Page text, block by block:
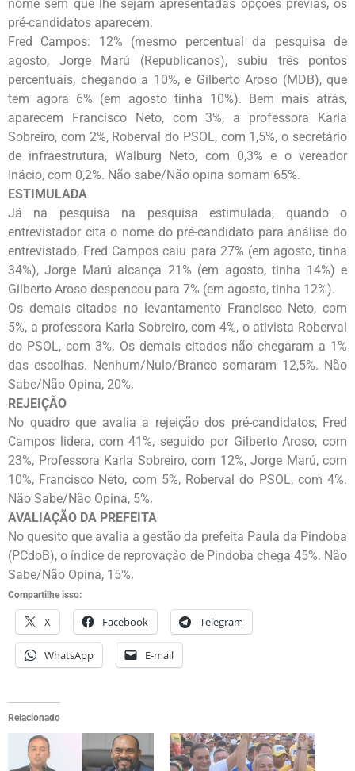
nome sem que lhe sejam apresentadas opções prévias, os
pré-candidatos aparecem:
Fred Campos: 12% (mesmo percentual da pesquisa de
agosto, Jorge Marú (Republicanos), subiu três pontos
percentuais, chegando a 10%, e Gilberto Aroso (MDB), que
tem agora 6% (em agosto tinha 10%). Bem mais atrás,
aparecem Francisco Neto, com 3%, a professora Karla
Sobreiro, com 2%, Roberval do PSOL, com 1,5%, o secretário
de infraestrutura, Walburg Neto, com 0,3% e o vereador
Inácio, com 0,2%. Não sabe/Não opina somam 65%.
ESTIMULADA
Já na pesquisa na pesquisa estimulada, quando o
entrevistador cita o nome do pré-candidato para análise do
entrevistado, Fred Campos caiu para 27% (em agosto, tinha
34%), Jorge Marú alcança 21% (em agosto, tinha 14%) e
Gilberto Aroso despencou para 7% (em agosto, tinha 12%).
Os demais citados no levantamento Francisco Neto, com
5%, a professora Karla Sobreiro, com 4%, o ativista Roberval
do PSOL, com 3%. Os demais citados não chegaram a 1%
das escolhas. Nenhum/Nulo/Branco somaram 12,5%. Não
Sabe/Não Opina, 20%.
REJEIÇÃO
No quadro que avalia a rejeição dos pré-candidatos, Fred
Campos lidera, com 41%, seguido por Gilberto Aroso, com
23%, Professora Karla Sobreiro, com 12%, Jorge Marú, com
10%, Francisco Neto, com 5%, Roberval do PSOL, com 4%.
Não Sabe/Não Opina, 5%.
AVALIAÇÃO DA PREFEITA
No quesito que avalia a gestão da prefeita Paula da Pindoba
(PCdoB), o índice de reprovação de Pindoba chega 45%. Não
Sabe/Não Opina, 15%.
Compartilhe isso:
X Facebook Telegram
WhatsApp E-mail
Relacionado